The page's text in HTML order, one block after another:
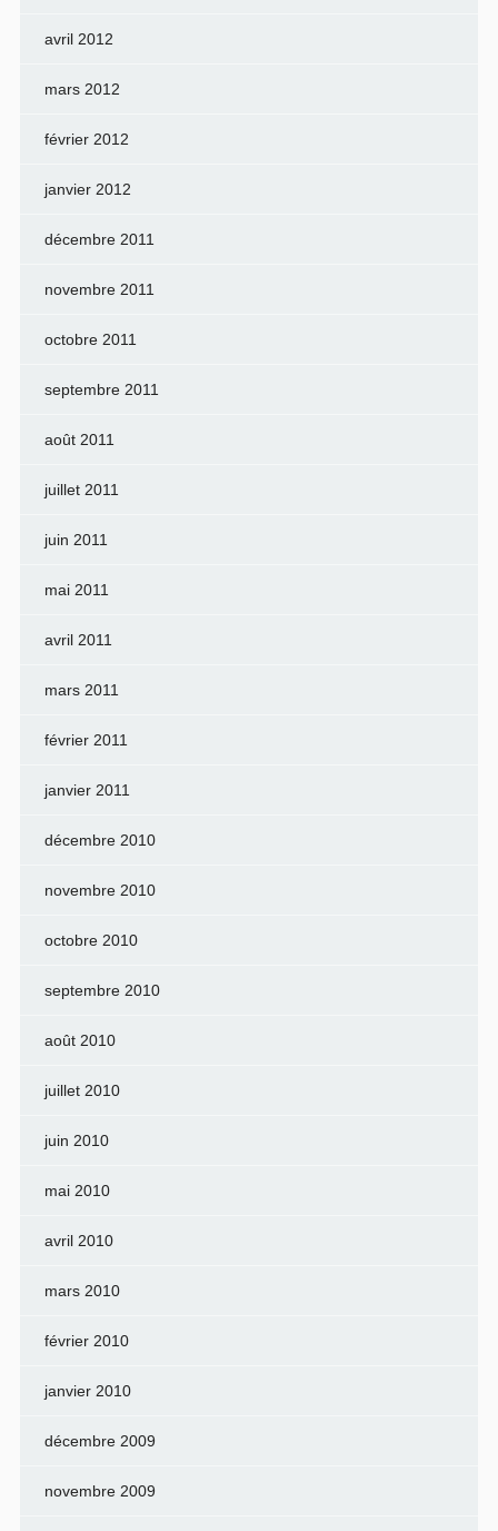
avril 2012
mars 2012
février 2012
janvier 2012
décembre 2011
novembre 2011
octobre 2011
septembre 2011
août 2011
juillet 2011
juin 2011
mai 2011
avril 2011
mars 2011
février 2011
janvier 2011
décembre 2010
novembre 2010
octobre 2010
septembre 2010
août 2010
juillet 2010
juin 2010
mai 2010
avril 2010
mars 2010
février 2010
janvier 2010
décembre 2009
novembre 2009